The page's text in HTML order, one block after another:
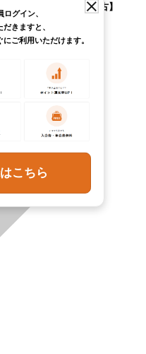
2848 【中古】 【2
¥8,690
グイン、
きますと、
ご利用いただけます。
こちら